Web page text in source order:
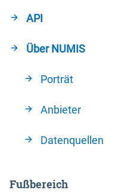
API
Über NUMIS
Porträt
Anbieter
Datenquellen
Fußbereich